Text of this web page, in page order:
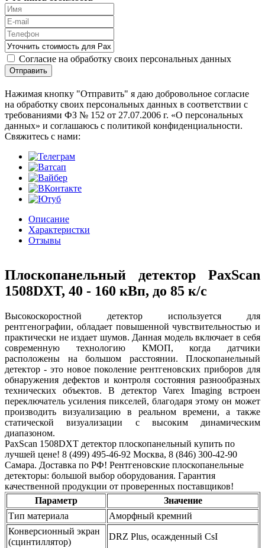
Согласие на обработку своих персональных данных
Отправить
Нажимая кнопку "Отправить" я даю добровольное согласие
на обработку своих персональных данных в соответствии с
требованиями ФЗ № 152 от 27.07.2006 г. «О персональных
данных» и соглашаюсь с политикой конфиденциальности.
Cвяжитесь с нами:
Описание
Характеристки
Отзывы
Плоскопанельный детектор PaxScan
1508DXT, 40 - 160 кВп, до 85 к/с
Высокоскоростной детектор используется для
рентгенографии, обладает повышенной чувствительностью и
практически не издает шумов. Данная модель включает в себя
современную технологию КМОП, когда датчики
расположены на большом расстоянии. Плоскопанельный
детектор - это новое поколение рентгеновских приборов для
обнаружения дефектов и контроля состояния разнообразных
технических объектов. В детектор Varex Imaging встроен
переключатель усиления пикселей, благодаря этому он может
производить визуализацию в реальном времени, а также
статической визуализации с высоким динамическим
диапазоном.
PaxScan 1508DXT детектор плоскопанельный купить по
лучшей цене! 8 (499) 495-46-92 Москва, 8 (846) 300-42-90
Самара. Доставка по РФ! Рентгеновские плоскопанельные
детекторы: большой выбор оборудования. Гарантия
качественной продукции от проверенных поставщиков!
Параметр
Значение
Тип материала
Аморфный кремний
Конверсионный экран
(сцинтиллятор)
DRZ Plus, осажденный CsI